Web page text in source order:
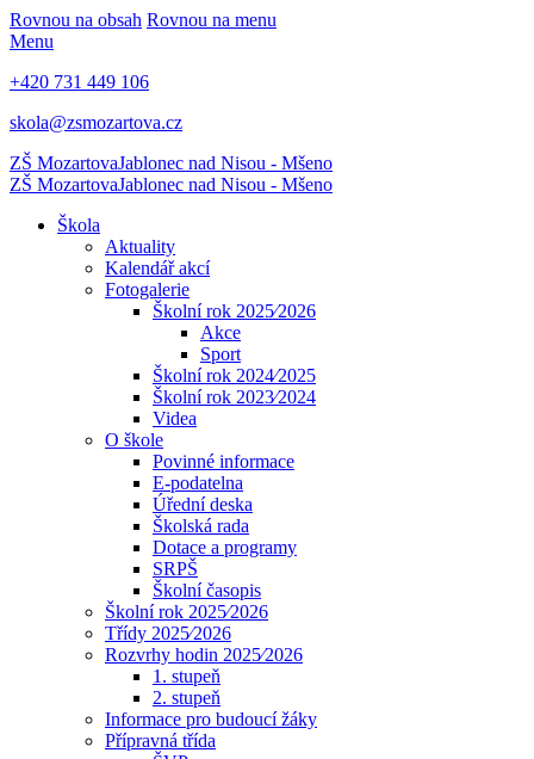
Rovnou na obsah Rovnou na menu
Menu
+420 731 449 106
skola@zsmozartova.cz
ZŠ MozartovaJablonec nad Nisou - Mšeno
ZŠ MozartovaJablonec nad Nisou - Mšeno
Škola
Aktuality
Kalendář akcí
Fotogalerie
Školní rok 2025⁄2026
Akce
Sport
Školní rok 2024⁄2025
Školní rok 2023⁄2024
Videa
O škole
Povinné informace
E-podatelna
Úřední deska
Školská rada
Dotace a programy
SRPŠ
Školní časopis
Školní rok 2025⁄2026
Třídy 2025⁄2026
Rozvrhy hodin 2025⁄2026
1. stupeň
2. stupeň
Informace pro budoucí žáky
Přípravná třída